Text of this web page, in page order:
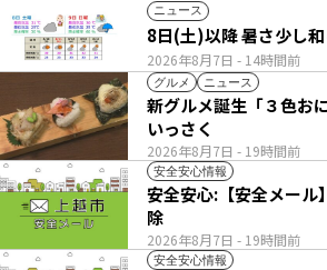
ニュース
2026年8月7日 - 14時間前
8日(土)以降 暑
グルメ ニュース
2026年8月7日 - 19時間前
新グルメ誕生「３色お
いっさく
安全安心情報
2026年8月7日 - 19時間前
安全安心:【安全メール
除
安全安心情報